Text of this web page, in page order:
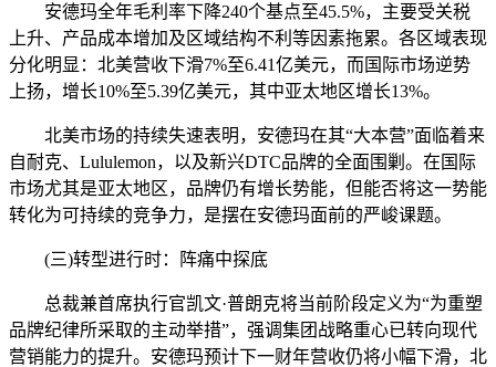
安德玛全年毛利率下降240个基点至45.5%，主要受关税
上升、产品成本增加及区域结构不利等因素拖累。各区域表现
分化明显：北美营收下滑7%至6.41亿美元，而国际市场逆势
上扬，增长10%至5.39亿美元，其中亚太地区增长13%。
北美市场的持续失速表明，安德玛在其“大本营”面临着来
自耐克、Lululemon，以及新兴DTC品牌的全面围剿。在国际
市场尤其是亚太地区，品牌仍有增长势能，但能否将这一势能
转化为可持续的竞争力，是摆在安德玛面前的严峻课题。
(三)转型进行时：阵痛中探底
总裁兼首席执行官凯文·普朗克将当前阶段定义为“为重塑
品牌纪律所采取的主动举措”，强调集团战略重心已转向现代
营销能力的提升。安德玛预计下一财年营收仍将小幅下滑，北